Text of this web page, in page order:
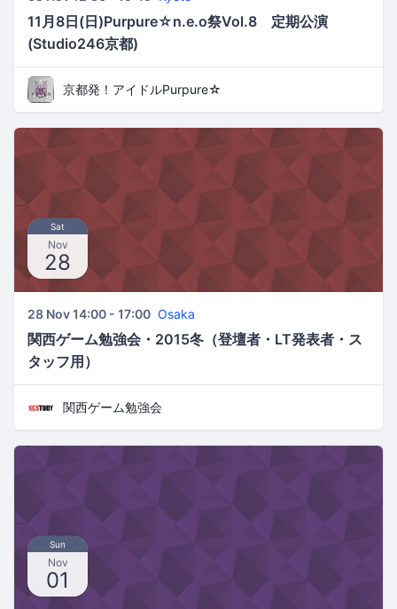
11月8日(日)Purpure☆n.e.o祭Vol.8 定期公演
(Studio246京都)
京都発！アイドルPurpure☆
Sat
Nov
28
28 Nov 14:00 - 17:00 Osaka
関西ゲーム勉強会・2015冬（登壇者・LT発表者・ス
タッフ用）
関西ゲーム勉強会
Sun
Nov
01